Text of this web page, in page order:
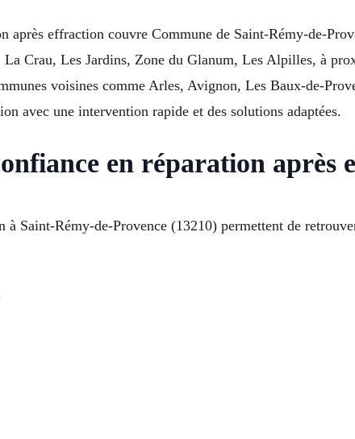
après effraction couvre Commune de Saint-Rémy-de-
Crau, Les Jardins, Zone du Glanum, Les Alpilles, à
voisines comme Arles, Avignon, Les Baux-de-
avec une intervention rapide et des solutions adaptées.
en réparation après
à Saint-Rémy-de-Provence (13210) permettent de